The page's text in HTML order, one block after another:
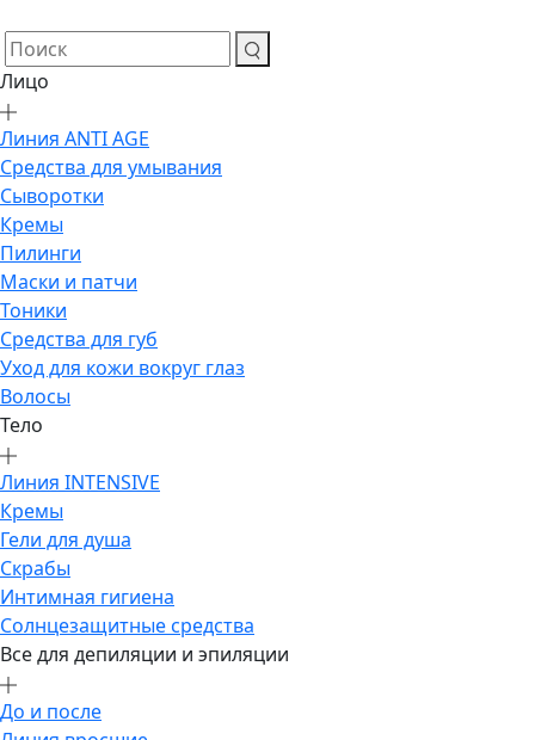
Лицо
Линия ANTI AGE
Средства для умывания
Сыворотки
Кремы
Пилинги
Маски и патчи
Тоники
Средства для губ
Уход для кожи вокруг глаз
Волосы
Тело
Линия INTENSIVE
Кремы
Гели для душа
Скрабы
Интимная гигиена
Солнцезащитные средства
Все для депиляции и эпиляции
До и после